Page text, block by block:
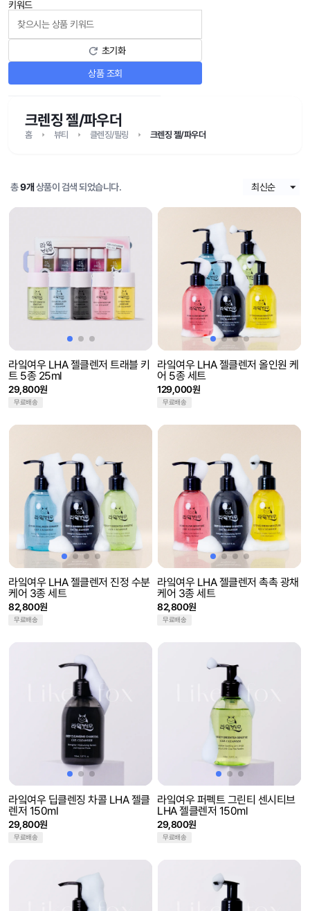
키워드
초기화
상품 조회
크렌징 젤/파우더
홈 뷰티 클렌징/필링 크렌징 젤/파우더
총9개 상품이 검색 되었습니다.
라잌여우 LHA 젤클렌저 트래블 키
트 5종 25ml
29,800원
무료배송
라잌여우 LHA 젤클렌저 올인원 케
어 5종 세트
129,000원
무료배송
라잌여우 LHA 젤클렌저 진정 수분
케어 3종 세트
82,800원
무료배송
라잌여우 LHA 젤클렌저 촉촉 광채
케어 3종 세트
82,800원
무료배송
라잌여우 딥클렌징 차콜 LHA 젤클
렌저 150ml
29,800원
무료배송
라잌여우 퍼펙트 그린티 센시티브
LHA 젤클렌저 150ml
29,800원
무료배송